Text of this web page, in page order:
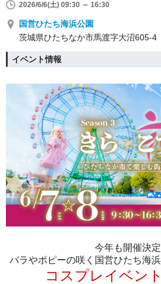
2026/6/6(土) 09:30 ～ 16:30
国営ひたち海浜公園
茨城県ひたちなか市馬渡字大沼605-4
イベント情報
今年も開催決定
バラやポピーの咲く国営ひたち海
コスプレイベン